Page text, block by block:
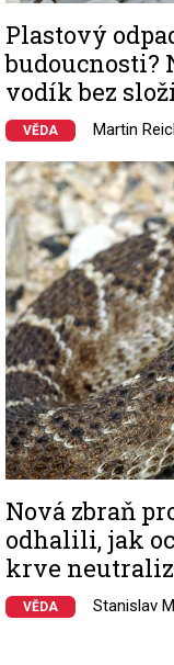
Plastový
budoucnosti?
vodík bez
VĚDA Martin
Image
Nová zbraň
odhalili, jak
krve
VĚDA Stanislav